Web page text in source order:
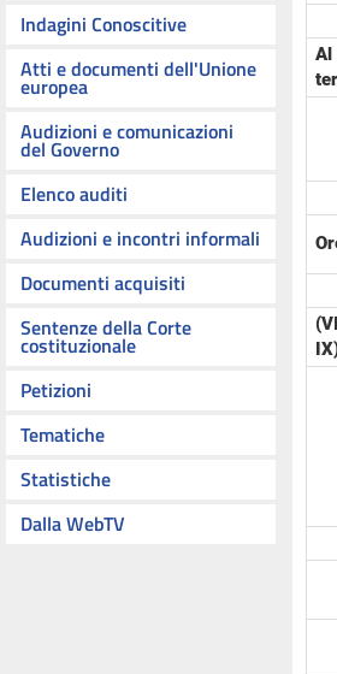
Indagini Conoscitive
Atti e documenti dell'Unione
europea
Audizioni e comunicazioni
del Governo
Elenco auditi
Audizioni e incontri informali
Documenti acquisiti
Sentenze della Corte
costituzionale
Petizioni
Tematiche
Statistiche
Dalla WebTV
Al